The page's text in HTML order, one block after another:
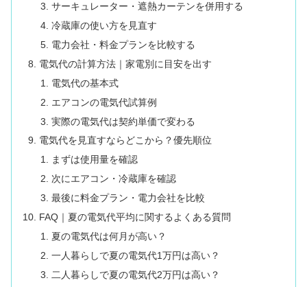
サーキュレーター・遮熱カーテンを併用する
冷蔵庫の使い方を見直す
電力会社・料金プランを比較する
電気代の計算方法｜家電別に目安を出す
電気代の基本式
エアコンの電気代試算例
実際の電気代は契約単価で変わる
電気代を見直すならどこから？優先順位
まずは使用量を確認
次にエアコン・冷蔵庫を確認
最後に料金プラン・電力会社を比較
FAQ｜夏の電気代平均に関するよくある質問
夏の電気代は何月が高い？
一人暮らしで夏の電気代1万円は高い？
二人暮らしで夏の電気代2万円は高い？